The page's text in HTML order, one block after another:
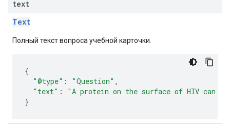
text
Text
Полный текст вопроса учебной карточки.
{
"@type" : "Question" ,
"text" :
"A protein on the surface of HIV can
}